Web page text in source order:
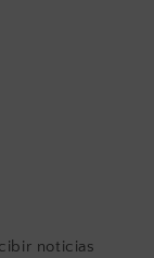
noticias